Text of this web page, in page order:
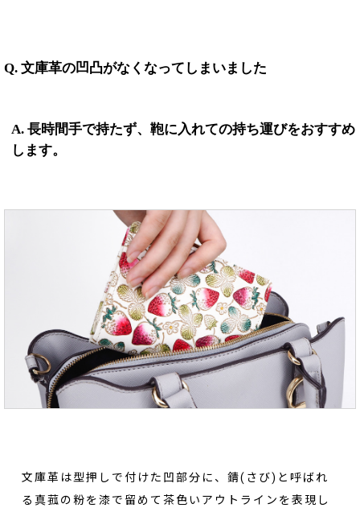
Q. 文庫革の凹凸がなくなってしまいました
A. 長時間手で持たず、鞄に入れての持ち運びをおすすめ
します。
文庫革は型押しで付けた凹部分に、錆(さび)と呼ばれ
る真菰の粉を漆で留めて茶色いアウトラインを表現し